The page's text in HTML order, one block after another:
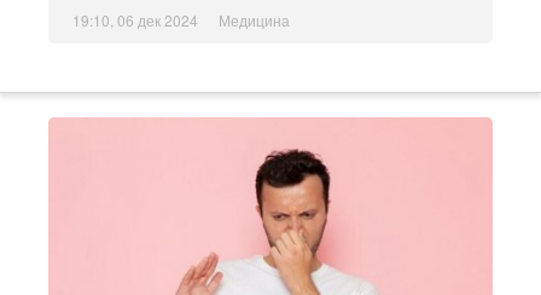
19:10, 06 дек 2024 Медицина